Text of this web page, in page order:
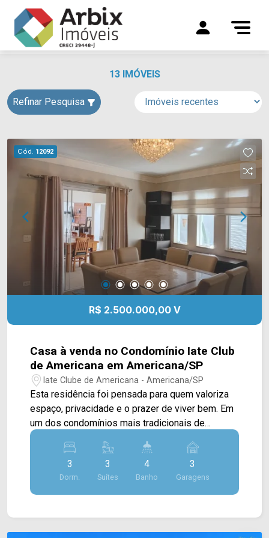
13 IMÓVEIS
Refinar Pesquisa
Cód. 12092
R$ 2.500.000,00 V
Casa à venda no Condomínio Iate Club
de Americana em Americana/SP
Iate Clube de Americana - Americana/SP
Esta residência foi pensada para quem valoriza
espaço, privacidade e o prazer de viver bem. Em
um dos condomínios mais tradicionais de
Americana, oferece uma combinação difícil de
encontrar: dois terrenos, totalizando 600m², que
proporcionam mais liberdade para o dia a dia e
momentos especiais ao lado da família. Os
ambientes sociais convidam a aproveitar a casa
3
Dorm.
3
Suítes
4
Banho
3
Garagens